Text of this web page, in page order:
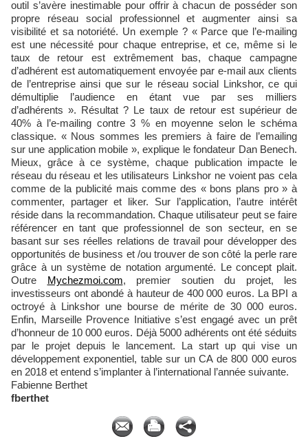
outil s’avère inestimable pour offrir à chacun de posséder son
propre réseau social professionnel et augmenter ainsi sa
visibilité et sa notoriété. Un exemple ? « Parce que l’e-mailing
est une nécessité pour chaque entreprise, et ce, même si le
taux de retour est extrêmement bas, chaque campagne
d’adhérent est automatiquement envoyée par e-mail aux clients
de l’entreprise ainsi que sur le réseau social Linkshor, ce qui
démultiplie l’audience en étant vue par ses milliers
d’adhérents ». Résultat ? Le taux de retour est supérieur de
40% à l’e-mailing contre 3 % en moyenne selon le schéma
classique. « Nous sommes les premiers à faire de l’emailing
sur une application mobile », explique le fondateur Dan Benech.
Mieux, grâce à ce système, chaque publication impacte le
réseau du réseau et les utilisateurs Linkshor ne voient pas cela
comme de la publicité mais comme des « bons plans pro » à
commenter, partager et liker. Sur l’application, l’autre intérêt
réside dans la recommandation. Chaque utilisateur peut se faire
référencer en tant que professionnel de son secteur, en se
basant sur ses réelles relations de travail pour développer des
opportunités de business et /ou trouver de son côté la perle rare
grâce à un système de notation argumenté. Le concept plait.
Outre Mychezmoi.com, premier soutien du projet, les
investisseurs ont abondé à hauteur de 400 000 euros. La BPI a
octroyé à Linkshor une bourse de mérite de 30 000 euros.
Enfin, Marseille Provence Initiative s’est engagé avec un prêt
d’honneur de 10 000 euros. Déjà 5000 adhérents ont été séduits
par le projet depuis le lancement. La start up qui vise un
développement exponentiel, table sur un CA de 800 000 euros
en 2018 et entend s’implanter à l’international l’année suivante.
Fabienne Berthet
fberthet